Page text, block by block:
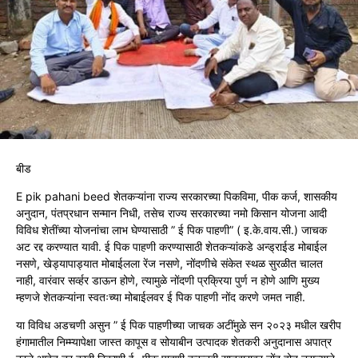
बीड
E pik pahani beed शेतकऱ्यांना राज्य सरकारच्या पिकविमा, पीक कर्ज, शासकीय
अनुदान, पंतप्रधान सन्मान निधी, तसेच राज्य सरकारच्या नमो किसान योजना आदी
विविध शेतींच्या योजनांचा लाभ घेण्यासाठी ” ई पिक पाहणी” ( इ.के.वाय.सी.) जाचक
अट रद्द करण्यात यावी. ई पिक पाहणी करण्यासाठी शेतकऱ्यांकडे अन्ड्राईड मोबाईल
नसणे, खेड्यापाड्यात मोबाईलला रेंज नसणे, नोंदणीचे संकेत स्थळ सुरळीत चालत
नाही, वारंवार सर्व्हर डाऊन होणे, त्यामुळे नोंदणी प्रक्रिया पुर्ण न होणे आणि मुख्य
म्हणजे शेतकऱ्यांना स्वतःच्या मोबाईलवर ई पिक पाहणी नोंद करणे जमत नाही.
या विविध अडचणी असुन ” ई पिक पाहणीच्या जाचक अटींमुळे सन २०२३ मधील खरीप
हंगामातील निम्म्यापेक्षा जास्त कापूस व सोयाबीन उत्पादक शेतकरी अनुदानास अपात्र